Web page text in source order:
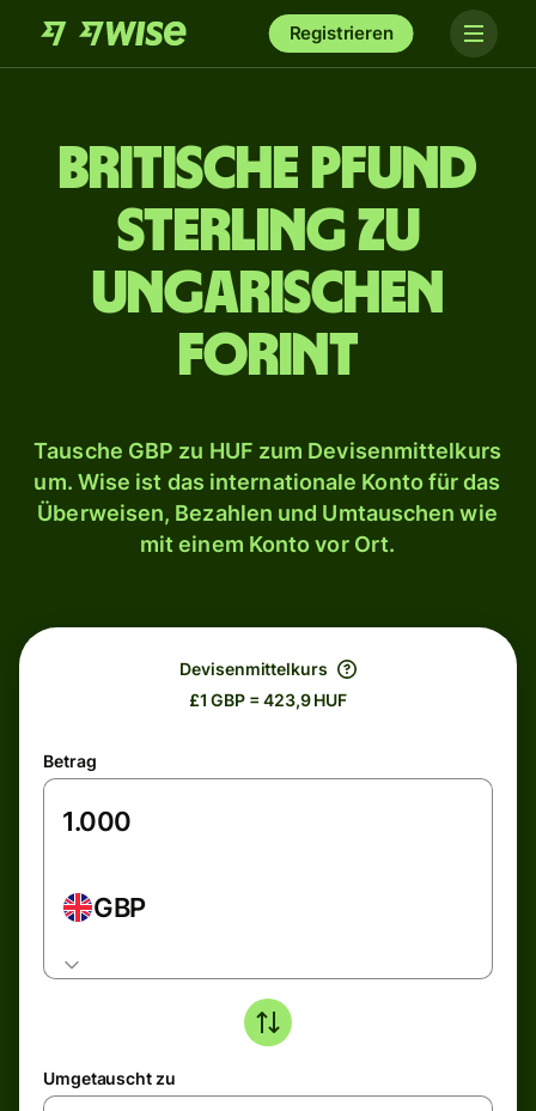
Registrieren
Britische Pfund
Sterling zu
ungarischen
Forint
Tausche GBP zu HUF zum Devisenmittelkurs
um. Wise ist das internationale Konto für das
Überweisen, Bezahlen und Umtauschen wie
mit einem Konto vor Ort.
Devisenmittelkurs
£1 GBP = 423,9 HUF
Betrag
GBP
Umgetauscht zu